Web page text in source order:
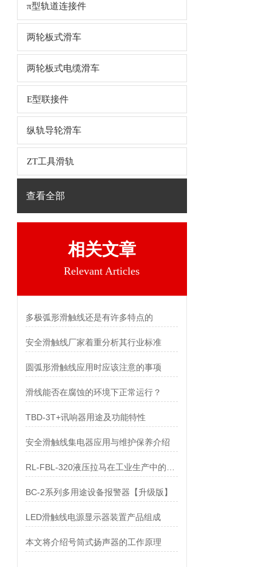
π型轨道连接件
两轮板式滑车
两轮板式电缆滑车
E型联接件
纵轨导轮滑车
ZT工具滑轨
查看全部
相关文章
Relevant Articles
多极弧形滑触线还是有许多特点的
安全滑触线厂家着重分析其行业标准
圆弧形滑触线应用时应该注意的事项
滑线能否在腐蚀的环境下正常运行？
TBD-3T+讯响器用途及功能特性
安全滑触线集电器应用与维护保养介绍
BC-2系列多用途设备报警器【升级版】
LED滑触线电源显示器装置产品组成
本文将介绍号筒式扬声器的工作原理